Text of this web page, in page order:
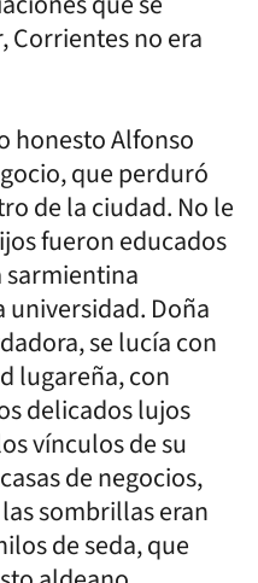
Corrientes no era
honesto Alfonso
que perduró
de la ciudad. No le
fueron educados
sarmientina
Doña
se lucía con
lugareña, con
delicados lujos
vínculos de su
de negocios,
sombrillas eran
de seda, que